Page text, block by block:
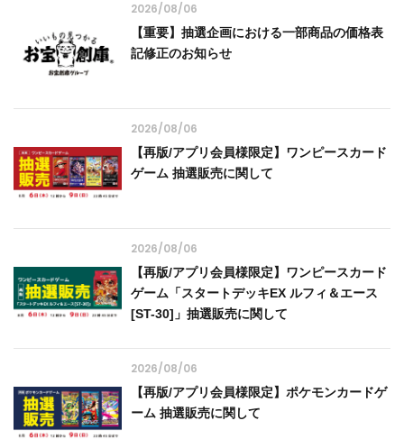
2026/08/06
【重要】抽選企画における一部商品の価格表
記修正のお知らせ
2026/08/06
【再版/アプリ会員様限定】ワンピースカード
ゲーム 抽選販売に関して
2026/08/06
【再版/アプリ会員様限定】ワンピースカード
ゲーム「スタートデッキEX ルフィ＆エース
[ST-30]」抽選販売に関して
2026/08/06
【再版/アプリ会員様限定】ポケモンカードゲ
ーム 抽選販売に関して